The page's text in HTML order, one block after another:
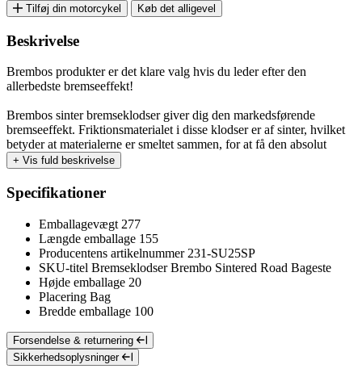
Tilføj din motorcykel Køb det alligevel
Beskrivelse
Brembos produkter er det klare valg hvis du leder efter den
allerbedste bremseeffekt!
Brembos sinter bremseklodser giver dig den markedsførende
bremseeffekt. Friktionsmaterialet i disse klodser er af sinter, hvilket
betyder at materialerne er smeltet sammen, for at få den absolut
+ Vis fuld beskrivelse
Specifikationer
Emballagevægt 277
Længde emballage 155
Producentens artikelnummer231-SU25SP
SKU-titel Bremseklodser Brembo Sintered Road Bageste
Højde emballage 20
Placering Bag
Bredde emballage 100
Forsendelse & returnering
Sikkerhedsoplysninger